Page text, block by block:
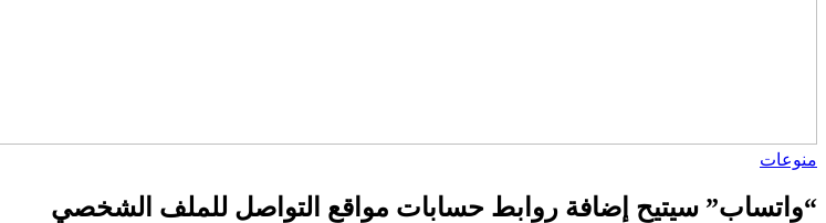
منوعات
“واتساب” سيتيح إضافة روابط حسابات مواقع التواصل للملف الشخصي